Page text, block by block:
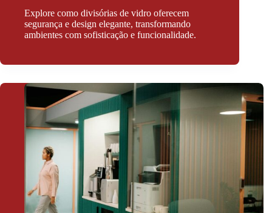
Explore como divisórias de vidro oferecem
segurança e design elegante, transformando
ambientes com sofisticação e funcionalidade.